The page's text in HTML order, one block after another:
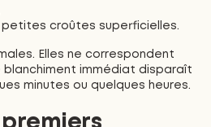
croûtes superficielles.
Elles ne correspondent
blanchiment immédiat disparaît
minutes ou quelques heures.